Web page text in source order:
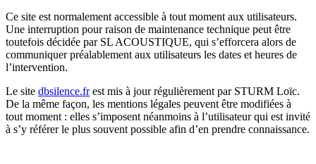
Ce site est normalement accessible à tout moment aux utilisateurs.
Une interruption pour raison de maintenance technique peut être
toutefois décidée par SL ACOUSTIQUE, qui s’efforcera alors de
communiquer préalablement aux utilisateurs les dates et heures de
l’intervention.
Le site dbsilence.frest mis à jour régulièrement par STURM Loïc.
De la même façon, les mentions légales peuvent être modifiées à
tout moment : elles s’imposent néanmoins à l’utilisateur qui est invité
à s’y référer le plus souvent possible afin d’en prendre connaissance.